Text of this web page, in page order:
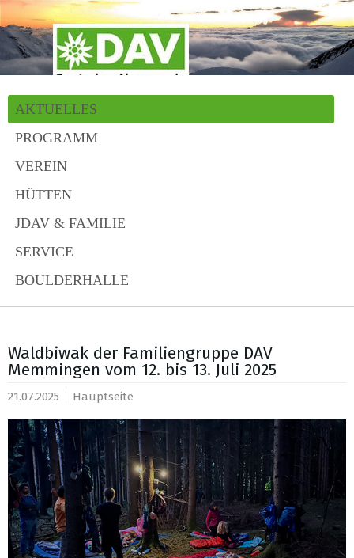
AKTUELLES
PROGRAMM
VEREIN
HÜTTEN
JDAV & FAMILIE
SERVICE
BOULDERHALLE
Waldbiwak der Familiengruppe DAV
Memmingen vom 12. bis 13. Juli 2025
21.07.2025 Hauptseite